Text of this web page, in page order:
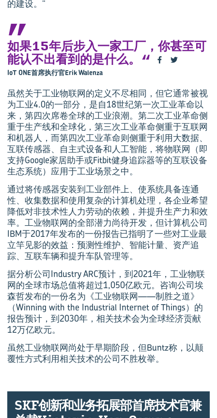
的建设。”
如果15年后步入一家工厂，你甚至可
能认不出看到的是什么。
IoT ONE首席执行官Erik Walenza
虽然关于工业物联网的定义不尽相同，但它通常被视
为工业4.0的一部分，是自18世纪第一次工业革命以
来，第四次席卷全球的工业浪潮。第二次工业革命侧
重于生产线和全球化，第三次工业革命侧重于互联网
和机器人，而第四次工业革命则侧重于利用大数据、
互联传感器、自主式设备和人工智能，将物联网（即
支持Google家居助手或Fitbit健身追踪器等的互联设备
生态系统）应用于工业场景之中。
通过将传感器安装到工业部件上、使系统具备连通
性、收集数据和使用复杂的计算机处理，各企业希望
降低对非技术性人力劳动的依赖，并提升生产力和效
率。工业物联网的全部潜力尚待开发，但计算机公司
IBM于2017年发布的一份报告已指明了一些对工业最
立竿见影的效益：预测性维护、智能计量、资产追
踪、互联车辆和提升车队管理等。
据分析公司Industry ARC预计，到2021年，工业物联
网的全球市场总值将超过1,050亿欧元。咨询公司埃
森哲发布的一份名为《工业物联网——制胜之道》
（Winning with the Industrial Internet of Things）的
报告预计，到2030年，相关技术会为全球经济贡献
12万亿欧元。
虽然工业物联网尚处于早期阶段，但Buntz称，以颠
覆性方式利用相关技术的公司不胜枚举。
SKF创新和业务拓展部首席技术官兼